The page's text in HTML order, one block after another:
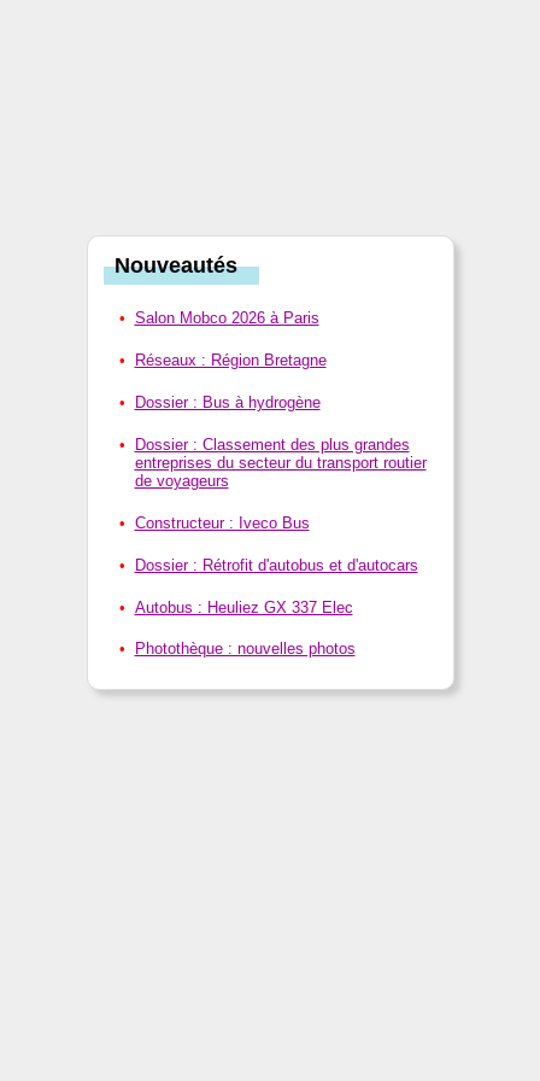
Nouveautés
Salon Mobco 2026 à Paris
Réseaux : Région Bretagne
Dossier : Bus à hydrogène
Dossier : Classement des plus grandes
entreprises du secteur du transport routier
de voyageurs
Constructeur : Iveco Bus
Dossier : Rétrofit d'autobus et d'autocars
Autobus : Heuliez GX 337 Elec
Photothèque : nouvelles photos